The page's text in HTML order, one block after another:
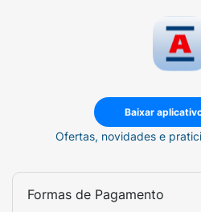
Especificações Técnicas:
Essential
Laranja e
Prebióticas, Formulado
Baixar
Ofertas, novidades e
Formas de Pagamento